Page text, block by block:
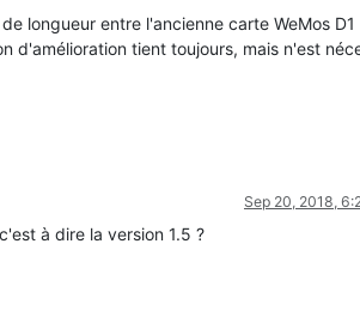
longueur entre l'ancienne carte WeMos D1
d'amélioration tient toujours, mais n'est
Sep 20, 2018,
à dire la version 1.5 ?